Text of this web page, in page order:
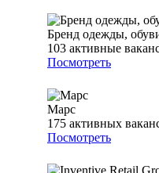
Бренд одежды,
103 активные
Посмотреть
Марс
175 активных
Посмотреть